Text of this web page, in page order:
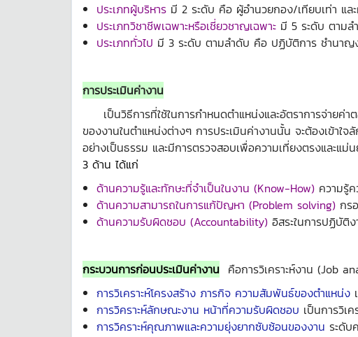
ประเภทผู้บริหาร มี 2 ระดับ คือ ผู้อำนวยกอง/เทียบเท่า แล
ประเภทวิชาชีพเฉพาะหรือเชี่ยวชาญเฉพาะ มี 5 ระดับ ตาม
ประเภททั่วไป มี 3 ระดับ ตามลำดับ คือ ปฏิบัติการ ชำนา
การประเมินค่างาน
เป็นวิธีการที่ใช้ในการกำหนดตำแหน่งและอัตราการจ่ายค่
ของงานในตำแหน่งต่างๆ การประเมินค่างานนั้น จะต้องเข้า
อย่างเป็นธรรม และมีการตรวจสอบเพื่อความเที่ยงตรงและแม่น
3 ด้าน ได้แก่
ด้านความรู้และทักษะที่จำเป็นในงาน (Know-How) ความรู้
ด้านความสามารถในการแก้ปัญหา (Problem solving) กร
ด้านความรับผิดชอบ (Accountability) อิสระในการปฏิบัติ
กระบวนการก่อนประเมินค่างาน คือการวิเคราะห์งาน (Job
การวิเคราะห์โครงสร้าง ภารกิจ ความสัมพันธ์ของตำแหน่ง
การวิคราะห์ลักษณะงาน หน้าที่ความรับผิดชอบ เป็นการวิเ
การวิคราะห์คุณภาพและความยุ่งยากซับซ้อนของงาน ระดับ